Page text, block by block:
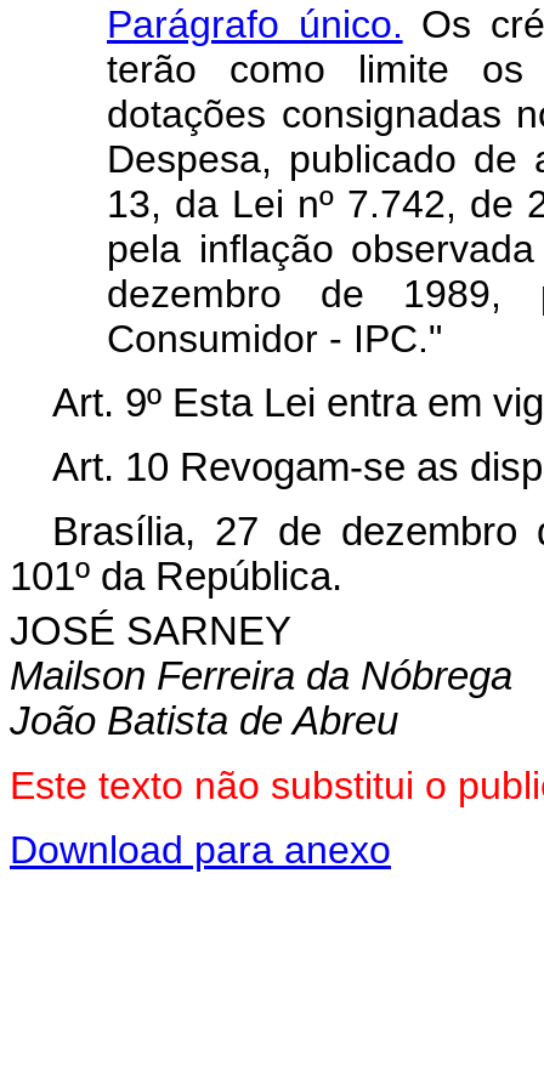
Parágrafo único. Os
terão como limite os
dotações consignadas
Despesa, publicado
13, da Lei nº 7.742, de
pela inflação
dezembro de
Consumidor - IPC."
Art. 9º Esta Lei entra em
Art. 10 Revogam-se as
Brasília, 27 de dezembro
101º da República.
JOSÉ SARNEY
Mailson Ferreira da Nóbrega
João Batista de Abreu
Este texto não substitui o
Download para anexo